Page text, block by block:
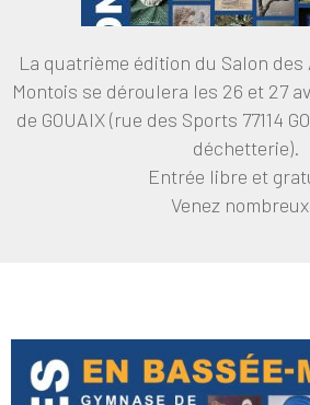
La quatrième édition du Salon
Montois se déroulera les 26 et 27
de GOUAIX (rue des Sports 77114
déchetterie).
Entrée libre et
Venez